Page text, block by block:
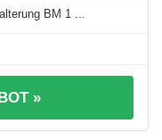
BM 1 ...
»